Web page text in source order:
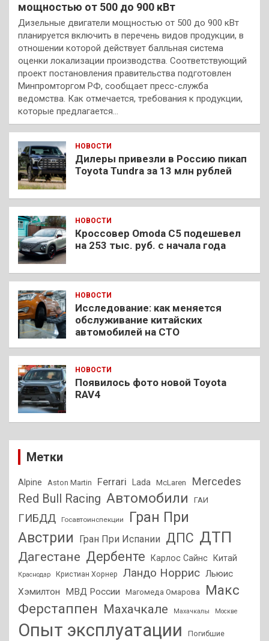
мощностью от 500 до 900 кВт
Дизельные двигатели мощностью от 500 до 900 кВт
планируется включить в перечень видов продукции, в
отношении которой действует балльная система
оценки локализации производства. Соответствующий
проект постановления правительства подготовлен
Минпромторгом РФ, сообщает пресс-служба
ведомства. Как отмечается, требования к продукции,
которые предлагается…
НОВОСТИ
Дилеры привезли в Россию пикап
Toyota Tundra за 13 млн рублей
НОВОСТИ
Кроссовер Omoda C5 подешевел
на 253 тыс. руб. с начала года
НОВОСТИ
Исследование: как меняется
обслуживание китайских
автомобилей на СТО
НОВОСТИ
Появилось фото новой Toyota
RAV4
Метки
Alpine Aston Martin Ferrari Lada McLaren Mercedes
Red Bull Racing Автомобили ГАИ
ГИБДД Госавтоинспекции
Гран При
Австрии
Гран При Испании ДПС ДТП
Дагестане Дербенте Карлос Сайнс Китай
Краснодар Кристиан Хорнер Ландо Норрис Льюис
Хэмилтон
МВД России Магомеда Омарова
Макс
Ферстаппен Махачкале Махачкалы Москве
Опыт эксплуатации Погибшие